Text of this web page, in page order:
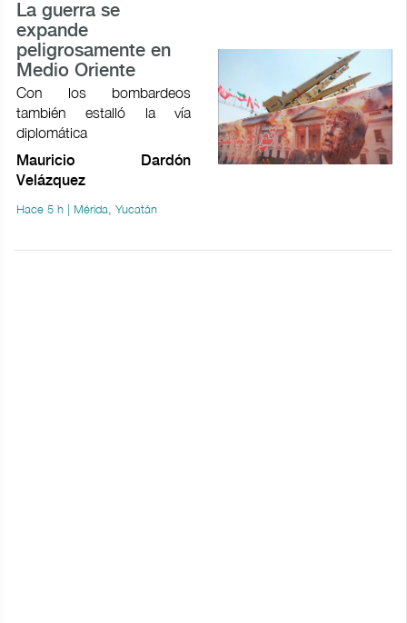
La guerra se
expande
peligrosamente en
Medio Oriente
Con los bombardeos
también estalló la vía
diplomática
Mauricio Dardón
Velázquez
Hace 5 h | Mérida, Yucatán